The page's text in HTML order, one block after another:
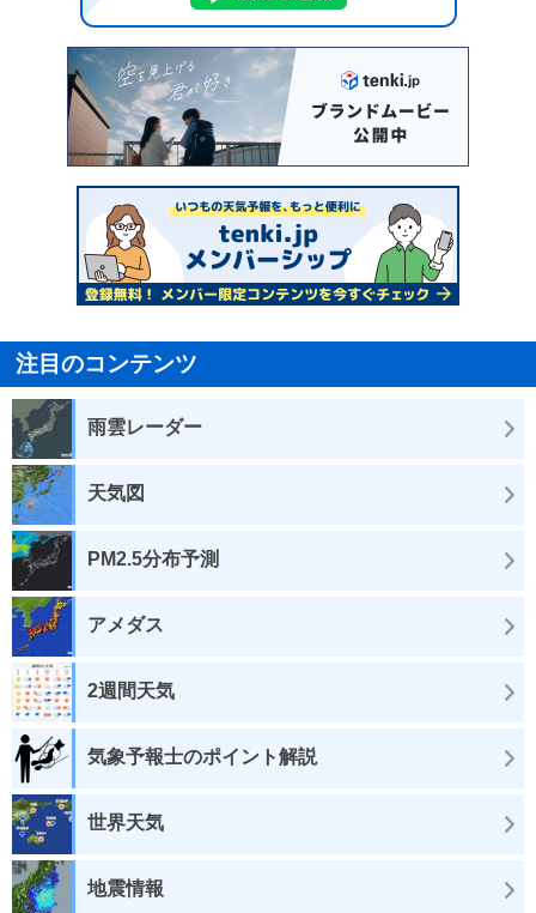
注目のコンテンツ
雨雲レーダー
天気図
PM2.5分布予測
アメダス
2週間天気
気象予報士のポイント解説
世界天気
地震情報